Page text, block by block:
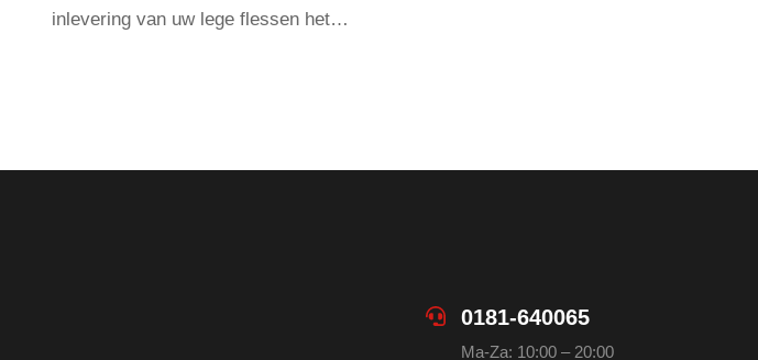
inlevering van uw lege flessen het…
0181-640065
Ma-Za: 10:00 – 20:00